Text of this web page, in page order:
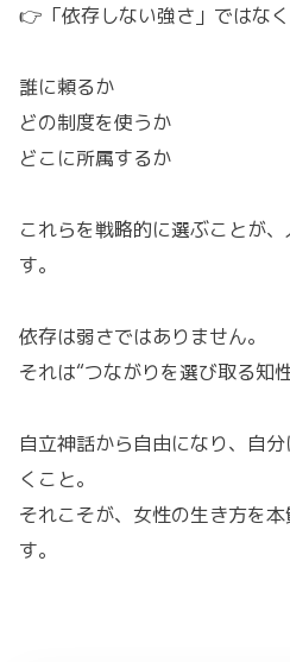
👉「依存しない強さ」ではな
誰に頼るか
どの制度を使うか
どこに所属するか
これらを戦略的に選ぶことが
す。
依存は弱さではありません。
それは“つながりを選び取る知性
自立神話から自由になり、自
くこと。
それこそが、女性の生き方を
す。